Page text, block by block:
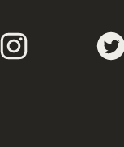
Volg social